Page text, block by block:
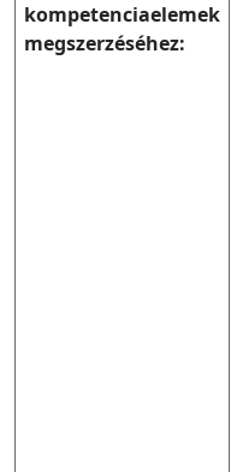
kompetenciaelemek
megszerzéséhez: